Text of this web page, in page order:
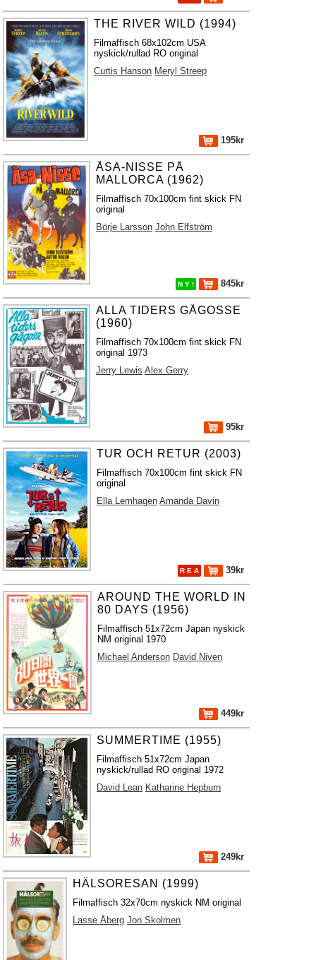
THE RIVER WILD (1994)
Filmaffisch 68x102cm USA
nyskick/rullad RO original
Curtis Hanson Meryl Streep
195kr
ÅSA-NISSE PÅ
MALLORCA (1962)
Filmaffisch 70x100cm fint skick FN
original
Börje Larsson John Elfström
N Y ! 845kr
ALLA TIDERS GÅGOSSE
(1960)
Filmaffisch 70x100cm fint skick FN
original 1973
Jerry Lewis Alex Gerry
95kr
TUR OCH RETUR (2003)
Filmaffisch 70x100cm fint skick FN
original
Ella Lemhagen Amanda Davin
R E A 39kr
AROUND THE WORLD IN
80 DAYS (1956)
Filmaffisch 51x72cm Japan nyskick
NM original 1970
Michael Anderson David Niven
449kr
SUMMERTIME (1955)
Filmaffisch 51x72cm Japan
nyskick/rullad RO original 1972
David Lean Katharine Hepburn
249kr
HÄLSORESAN (1999)
Filmaffisch 32x70cm nyskick NM original
Lasse Åberg Jon Skolmen